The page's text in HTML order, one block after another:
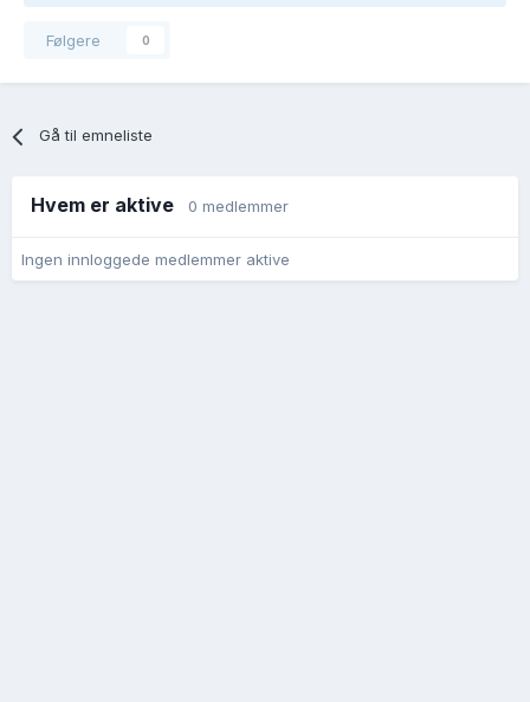
Følgere 0
Gå til emneliste
Hvem er aktive 0 medlemmer
Ingen innloggede medlemmer aktive